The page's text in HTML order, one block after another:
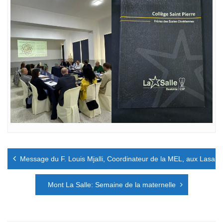
Navigation
Message du F. Louis Mjalli, Coordinateur de la MEL, aux
Mont La Salle: Semaine de la maternelle